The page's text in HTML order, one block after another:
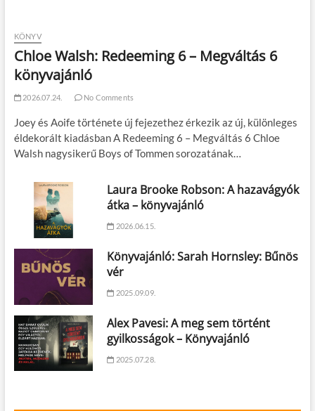
KÖNYV
Chloe Walsh: Redeeming 6 – Megváltás 6
könyvajánló
2026.07.24. No Comments
Joey és Aoife története új fejezethez érkezik az új, különleges
éldekorált kiadásban A Redeeming 6 – Megváltás 6 Chloe
Walsh nagysikerű Boys of Tommen sorozatának…
Laura Brooke Robson: A hazavágyók
átka – könyvajánló
2026.06.15.
Könyvajánló: Sarah Hornsley: Bűnös
vér
2025.09.09.
Alex Pavesi: A meg sem történt
gyilkosságok – Könyvajánló
2025.07.28.